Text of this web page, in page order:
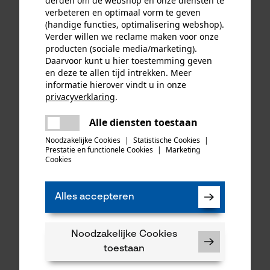
84,29 €* 50,74 €*
Rovince Softshell Jas
96,50 €*
met korte mouwen Laval
grijs voor kinderen
18,20 €*
verbeteren en optimaal vorm te geven
(handige functies, optimalisering webshop).
Verder willen we reclame maken voor onze
producten (sociale media/marketing).
Daarvoor kunt u hier toestemming geven
en deze te allen tijd intrekken. Meer
informatie hierover vindt u in onze
privacyverklaring.
Alle diensten toestaan
Noodzakelijke Cookies | Statistische Cookies |
Prestatie en functionele Cookies |
Marketing
Cookies
Alles accepteren
Noodzakelijke Cookies
toestaan
Er is een fout opgetreden. Gelieve
het opnieuw te proberen.
delen
mail